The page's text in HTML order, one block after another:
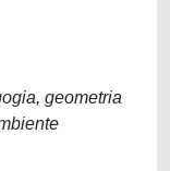
geometria